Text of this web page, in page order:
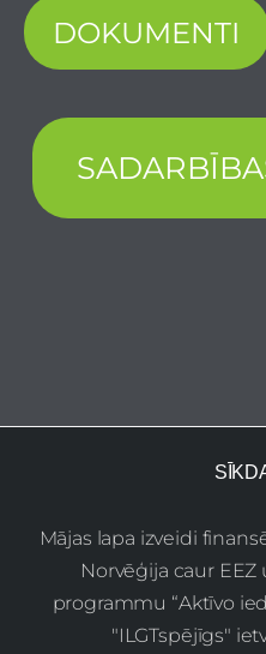
DOKUMENTI
Mājas lapa izveidi
Norvēģija caur
programmu “Aktīvo
"ILGTspējīgs"